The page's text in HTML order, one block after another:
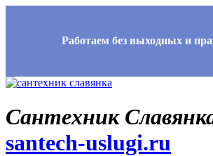
Работаем без выходных и
Сантехник
santech-uslugi.ru